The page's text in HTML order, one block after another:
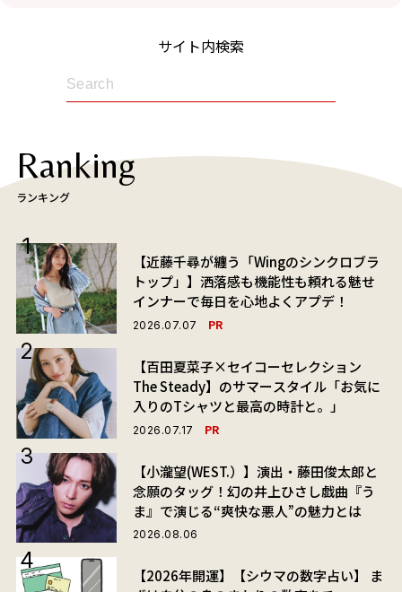
サイト内検索
Ranking
ランキング
【近藤千尋が纏う「Wingのシンクロブラ
トップ」】洒落感も機能性も頼れる魅せ
インナーで毎日を心地よくアプデ！
2026.07.07 PR
【百田夏菜子×セイコーセレクション
The Steady】のサマースタイル「お気に
入りのTシャツと最高の時計と。」
2026.07.17 PR
【小瀧望(WEST.）】演出・藤田俊太郎と
念願のタッグ！幻の井上ひさし戯曲『う
ま』で演じる“爽快な悪人”の魅力とは
2026.08.06
【2026年開運】【シウマの数字占い】 ま